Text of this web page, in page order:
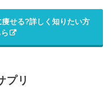
せる?詳しく知りたい方
プリ